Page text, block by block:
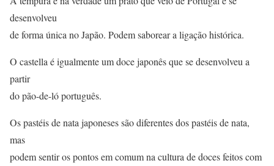
desenvolveu
de forma única no Japão. Podem saborear a ligação histórica.
O castella é igualmente um doce japonês que se desenvolveu a
partir
do pão-de-ló português.
Os pastéis de nata japoneses são diferentes dos pastéis de nata,
mas
podem sentir os pontos em comum na cultura de doces feitos com